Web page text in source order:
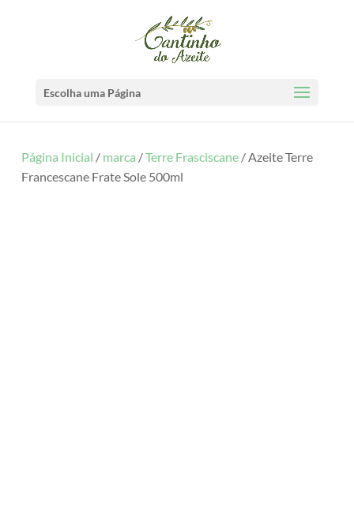
Escolha uma Página
Página Inicial / marca /Terre Frasciscane/ Azeite Terre
Francescane Frate Sole 500ml